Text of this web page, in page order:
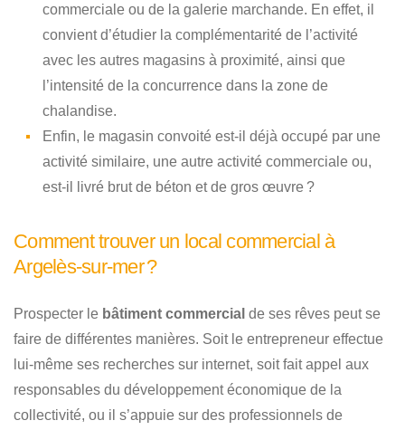
commerciale ou de la galerie marchande. En effet, il
convient d’étudier la complémentarité de l’activité
avec les autres magasins à proximité, ainsi que
l’intensité de la concurrence dans la zone de
chalandise.
Enfin, le magasin convoité est-il déjà occupé par une
activité similaire, une autre activité commerciale ou,
est-il livré brut de béton et de gros œuvre ?
Comment trouver un local commercial à
Argelès-sur-mer ?
Prospecter le bâtiment commercial de ses rêves peut se
faire de différentes manières. Soit le entrepreneur effectue
lui-même ses recherches sur internet, soit fait appel aux
responsables du développement économique de la
collectivité, ou il s’appuie sur des professionnels de